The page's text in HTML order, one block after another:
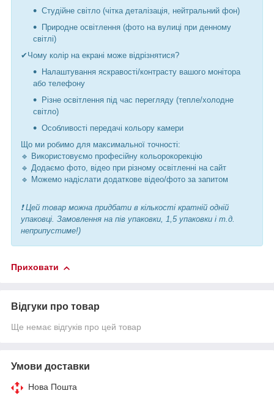
Студійне світло (чітка деталізація, нейтральний фон)
Природне освітлення (фото на вулиці при денному
світлі)
✔Чому колір на екрані може відрізнятися?
Налаштування яскравості/контрасту вашого монітора
або телефону
Різне освітлення під час перегляду (тепле/холодне
світло)
Особливості передачі кольору камери
Що ми робимо для максимальної точності:
🔹 Використовуємо професійну кольорокорекцію
🔹 Додаємо фото, відео при різному освітленні на сайт
🔹 Можемо надіслати додаткове відео/фото за запитом
❗ Цей товар можна придбати в кількості кратній одній
упаковці. Замовлення на пів упаковки, 1,5 упаковки і т.д.
неприпустиме!)
Приховати
Відгуки про товар
Ще немає відгуків про цей товар
Умови доставки
Нова Пошта